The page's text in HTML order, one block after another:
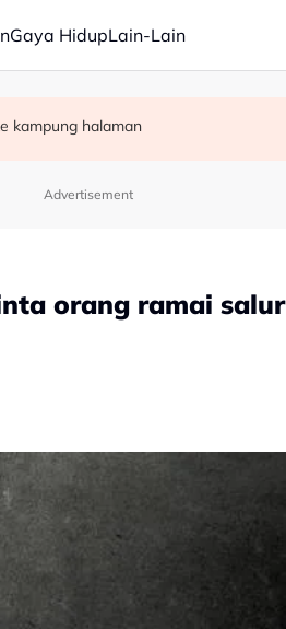
Gaya HidupLain-Lain
kepada rakyat - Amirudin
kampung halaman
Advertisement
orang ramai salur